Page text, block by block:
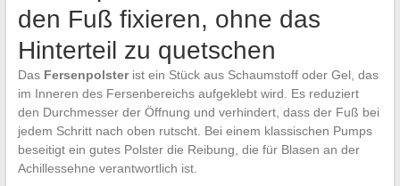
den Fuß fixieren, ohne das
Hinterteil zu quetschen
Das Fersenpolsterist ein Stück aus Schaumstoff oder Gel, das
im Inneren des Fersenbereichs aufgeklebt wird. Es reduziert
den Durchmesser der Öffnung und verhindert, dass der Fuß bei
jedem Schritt nach oben rutscht. Bei einem klassischen Pumps
beseitigt ein gutes Polster die Reibung, die für Blasen an der
Achillessehne verantwortlich ist.